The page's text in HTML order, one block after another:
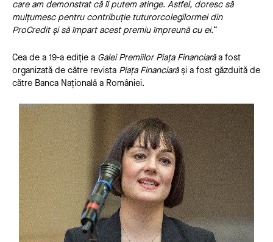
care am demonstrat că îl putem atinge. Astfel, doresc să
mulțumesc pentru contribuție tuturorcolegilormei din
ProCredit și să împart acest premiu împreună cu ei.“
Cea de a 19-a ediție a Galei Premiilor Piața Financiarăa fost
organizată de către revista Piața Financiarăși a fost găzduită de
către Banca Națională a României.